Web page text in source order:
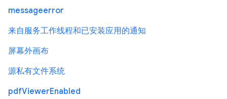
messageerror
来自服务工作线程和已安装应用的通知
屏幕外画布
源私有文件系统
pdfViewerEnabled